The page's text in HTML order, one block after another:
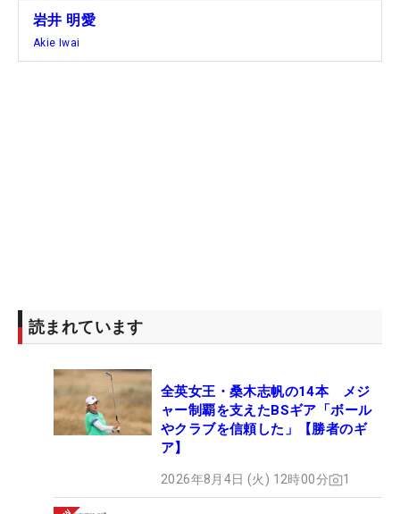
岩井 明愛
Akie Iwai
読まれています
全英女王・桑木志帆の14本 メジ
ャー制覇を支えたBSギア「ボール
やクラブを信頼した」【勝者のギ
ア】
2026年8月4日 (火) 12時00分 1